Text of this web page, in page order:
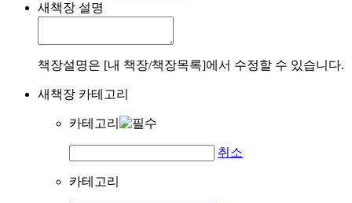
새책장 설명
책장설명은 [내 책장/책장목록]에서 수정할 수 있습니다.
새책장 카테고리
카테고리
취소
카테고리